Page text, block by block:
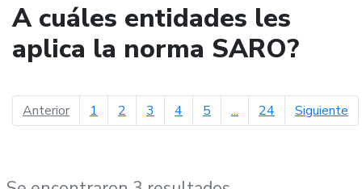
A cuáles entidades les
aplica la norma SARO?
Anteriorpágina anterior
1 2 3 4 5 ... 24 Siguiente